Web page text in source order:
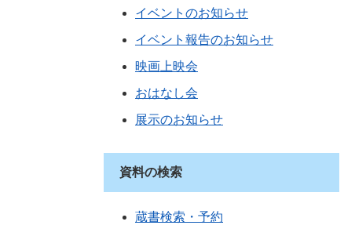
イベントのお知らせ
イベント報告のお知らせ
映画上映会
おはなし会
展示のお知らせ
資料の検索
蔵書検索・予約